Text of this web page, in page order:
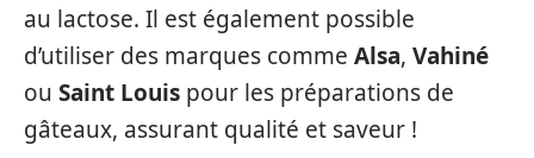
au lactose. Il est également possible
d’utiliser des marques comme Alsa, Vahiné
ou Saint Louis pour les préparations de
gâteaux, assurant qualité et saveur !